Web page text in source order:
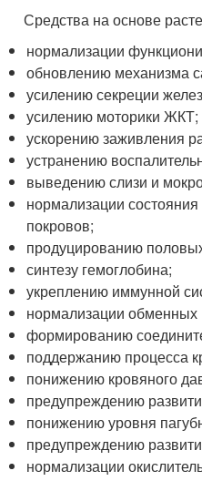
Средства на основе
нормализации
обновлению механизма
усилению секреции
усилению моторики ЖКТ;
ускорению заживления
устранению
выведению слизи и
нормализации
покровов;
продуцированию
синтезу гемоглобина;
укреплению иммунной
нормализации обменных
формированию
поддержанию процесса
понижению кровяного
предупреждению
понижению уровня
предупреждению
нормализации